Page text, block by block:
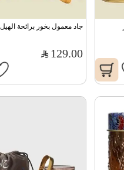
جاد معمول بخور برائحة الهيل
129.00